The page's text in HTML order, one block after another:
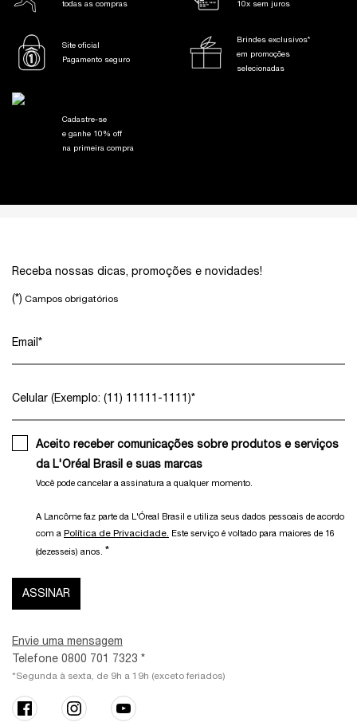
todas as compras
10x sem juros
Site oficial
Pagamento seguro
Brindes exclusivos*
em promoções
selecionadas
Cadastre-se
e ganhe 10% off
na primeira compra
Receba nossas dicas, promoções e novidades!
(*) Campos obrigatórios
Email *
Celular (Exemplo: (11) 11111-1111)*
Aceito receber comunicações sobre produtos e serviços
da L'Oréal Brasil e suas marcas
Você pode cancelar a assinatura a qualquer momento.​
A Lancôme faz parte da L'Óreal Brasil e utiliza seus dados pessoais de acordo
com a Política de Privacidade. Este serviço é voltado para maiores de 16
(dezesseis) anos. *
ASSINAR
Envie uma mensagem
Telefone 0800 701 7323 *
*Segunda à sexta, de 9h a 19h (exceto feriados)